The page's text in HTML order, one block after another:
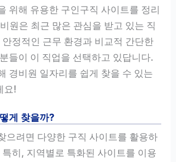
위해 유용한 구인구직 사이트를 정리
원은 최근 많은 관심을 받고 있는 직
정적인 근무 환경과 비교적 간단한
들이 이 직업을 선택하고 있답니다.
경비원 일자리를 쉽게 찾을 수 있는
요!
게 찾을까?
으려면 다양한 구직 사이트를 활용하
히, 지역별로 특화된 사이트를 이용